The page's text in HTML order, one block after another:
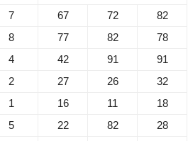
7 67 72
82
8 77 82 78
4 42 91
91
2 27 26 32
1 16 11
18
5 22 82
28